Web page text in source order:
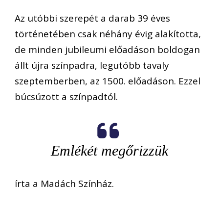
Az utóbbi szerepét a darab 39 éves
történetében csak néhány évig alakította,
de minden jubileumi előadáson boldogan
állt újra színpadra, legutóbb tavaly
szeptemberben, az 1500. előadáson. Ezzel
búcsúzott a színpadtól.
Emlékét megőrizzük
írta a Madách Színház.